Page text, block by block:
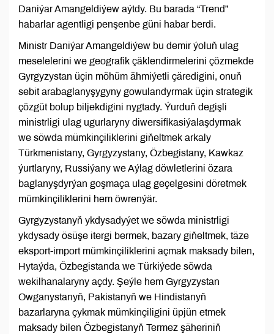
Daniýar Amangeldiýew aýtdy. Bu barada “Trend”
habarlar agentligi penşenbe güni habar berdi.
Ministr Daniýar Amangeldiýew bu demir ýoluň ulag
meselelerini we geografik çäklendirmelerini çözmekde
Gyrgyzystan üçin möhüm ähmiýetli çäredigini, onuň
sebit arabaglanyşygyny gowulandyrmak üçin strategik
çözgüt bolup biljekdigini nygtady. Ýurduň degişli
ministrligi ulag ugurlaryny diwersifikasiýalaşdyrmak
we söwda mümkinçiliklerini giňeltmek arkaly
Türkmenistany, Gyrgyzystany, Özbegistany, Kawkaz
ýurtlaryny, Russiýany we Aýlag döwletlerini özara
baglanyşdyrýan goşmaça ulag geçelgesini döretmek
mümkinçiliklerini hem öwrenýär.
Gyrgyzystanyň ykdysadyýet we söwda ministrligi
ykdysady ösüşe itergi bermek, bazary giňeltmek, täze
eksport-import mümkinçiliklerini açmak maksady bilen,
Hytaýda, Özbegistanda we Türkiýede söwda
wekilhanalaryny açdy. Şeýle hem Gyrgyzystan
Owganystanyň, Pakistanyň we Hindistanyň
bazarlaryna çykmak mümkinçiligini üpjün etmek
maksady bilen Özbegistanyň Termez şäheriniň